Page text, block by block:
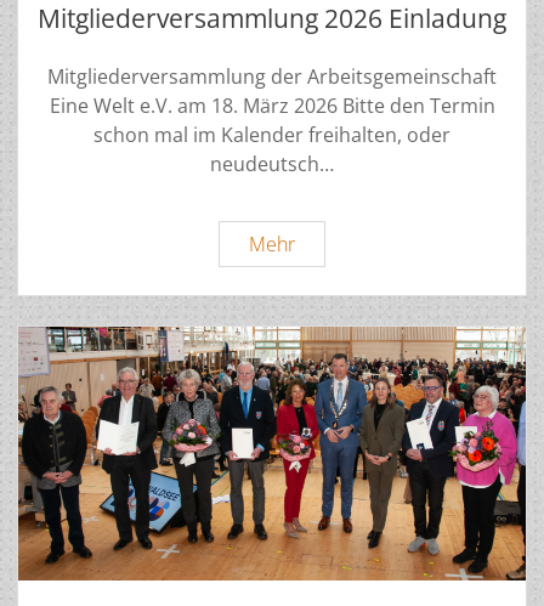
Mitgliederversammlung 2026 Einladung
Mitgliederversammlung der Arbeitsgemeinschaft
Eine Welt e.V. am 18. März 2026 Bitte den Termin
schon mal im Kalender freihalten, oder
neudeutsch…
MehrMitgliederversammlung
2026
Einladung